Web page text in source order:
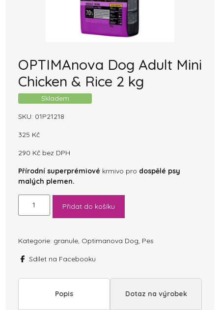
OPTIMAnova Dog Adult Mini
Chicken & Rice 2 kg
Skladem
SKU: 01P21218
325 Kč
290 Kč bez DPH
Přírodní superprémiové krmivo pro dospělé psy
malých plemen.
Chicken
Rice
kg
Přidat do košíku
Kategorie: granule, Optimanova Dog, Pes
Sdílet na Facebooku
Popis Dotaz na výrobek